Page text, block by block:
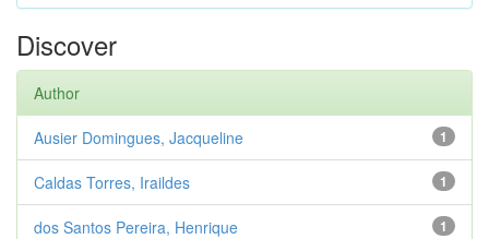
Discover
Author
1
Ausier Domingues, Jacqueline
1
Caldas Torres, Iraildes
1
dos Santos Pereira, Henrique